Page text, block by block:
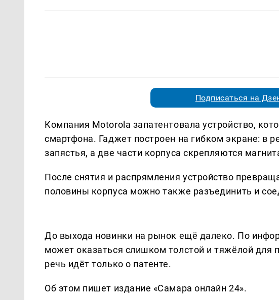
Подписаться на
Компания Motorola запатентовала устройство,
смартфона. Гаджет построен на гибком экране: в
запястья, а две части корпуса скрепляются
После снятия и распрямления устройство
половины корпуса можно также разъединить и
До выхода новинки на рынок ещё далеко. По
может оказаться слишком толстой и тяжёлой для
речь идёт только о патенте.
Об этом пишет издание «Самара онлайн 24».